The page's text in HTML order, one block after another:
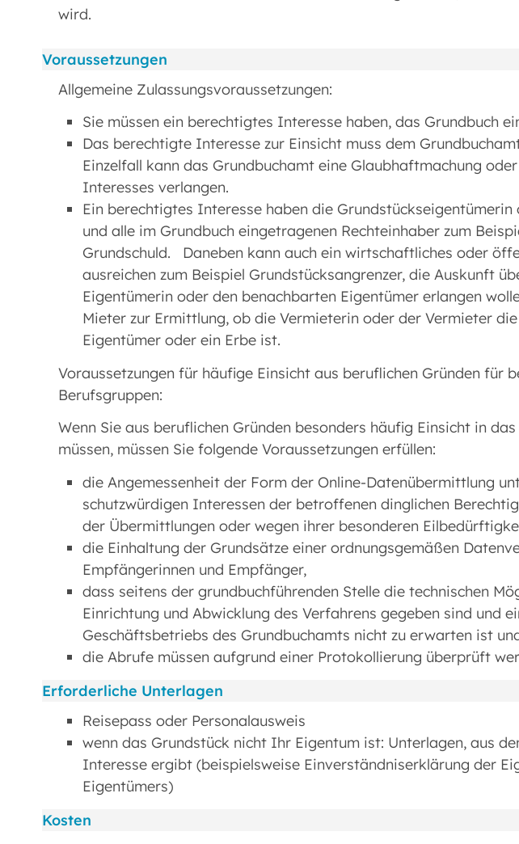
wird.
Voraussetzungen
Allgemeine Zulassungsvoraussetzungen:
Sie müssen ein berechtigtes Interesse haben, das Grundbuch
Das berechtigte Interesse zur Einsicht muss dem
Einzelfall kann das Grundbuchamt eine Glaubhaftmachung
Interesses verlangen.
Ein berechtigtes Interesse haben die
und alle im Grundbuch eingetragenen Rechteinhaber zum
Grundschuld. Daneben kann auch ein wirtschaftliches oder
ausreichen zum Beispiel Grundstücksangrenzer, die Auskunft
Eigentümerin oder den benachbarten Eigentümer erlangen
Mieter zur Ermittlung, ob die Vermieterin oder der Vermieter
Eigentümer oder ein Erbe ist.
Voraussetzungen für häufige Einsicht aus beruflichen Gründen für
Berufsgruppen:
Wenn Sie aus beruflichen Gründen besonders häufig Einsicht in
müssen, müssen Sie folgende Voraussetzungen erfüllen:
die Angemessenheit der Form der Online-Datenübermittlung
schutzwürdigen Interessen der betroffenen dinglichen
der Übermittlungen oder wegen ihrer besonderen
die Einhaltung der Grundsätze einer ordnungsgemäßen
Empfängerinnen und Empfänger,
dass seitens der grundbuchführenden Stelle die technischen
Einrichtung und Abwicklung des Verfahrens gegeben sind und
Geschäftsbetriebs des Grundbuchamts nicht zu erwarten ist
die Abrufe müssen aufgrund einer Protokollierung überprüft
Erforderliche Unterlagen
Reisepass oder Personalausweis
wenn das Grundstück nicht Ihr Eigentum ist: Unterlagen, aus
Interesse ergibt (beispielsweise Einverständniserklärung der
Eigentümers)
Kosten